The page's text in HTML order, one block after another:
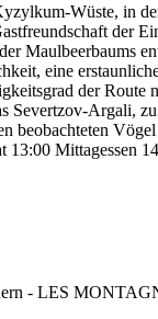
Wüste, in
der
Maulbeerbaums
eine
der
Severtzov-Argali,
Mittagessen